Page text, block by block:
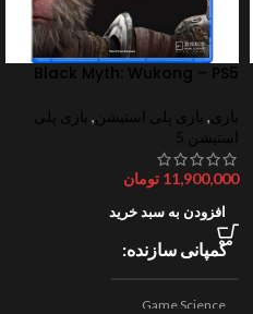
Black Myth: Wukong – PS5
بازی, بازی پلی استیشن , بازی پلی
استیشن 5
11,900,000 تومان
افزودن به سبد خرید
کمپانی سازنده
Game Science